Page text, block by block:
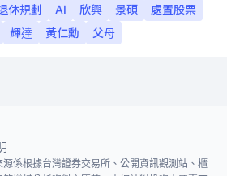
休規劃 AI 欣興 景碩
處置股票
輝達 黃仁勳 父母
係根據台灣證券交易所、公開資訊觀測站、櫃